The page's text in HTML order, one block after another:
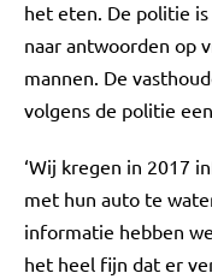
het eten. De politie
naar antwoorden op
mannen. De
volgens de politie
‘Wij kregen in 2017
met hun auto te
informatie hebben
het heel fijn dat er